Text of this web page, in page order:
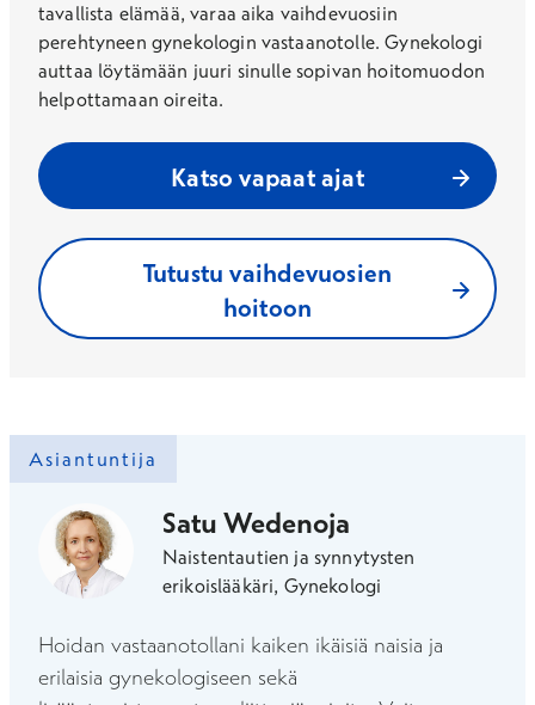
tavallista elämää, varaa aika vaihdevuosiin
perehtyneen gynekologin vastaanotolle. Gynekologi
auttaa löytämään juuri sinulle sopivan hoitomuodon
helpottamaan oireita.
Katso vapaat ajat
Tutustu vaihdevuosien
hoitoon
Asiantuntija
Satu Wedenoja
Naistentautien ja synnytysten
erikoislääkäri, Gynekologi
Hoidan vastaanotollani kaiken ikäisiä naisia ja
erilaisia gynekologiseen sekä